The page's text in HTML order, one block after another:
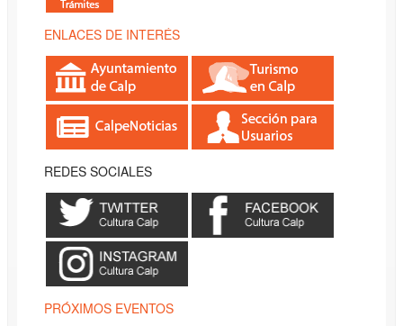
ENLACES DE INTERÉS
REDES SOCIALES
PRÓXIMOS EVENTOS